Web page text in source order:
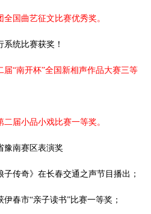
国曲艺征文比赛优秀奖。
统比赛获奖！
届“南开杯”全国新相声作品大赛三等
届小品小戏比赛一等奖。
豫南赛区表演奖
传奇》在长春交通之声节目播出；
伊春市“亲子读书”比赛一等奖；